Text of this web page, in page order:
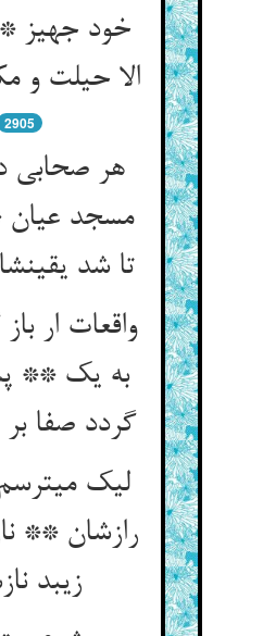
خود جهیز
الا حیلت و
2905
هر صحابی
مسجد عیان
تا شد
واقعات ار
به یک **
گردد صفا
لیک
رازشان **
زیبد